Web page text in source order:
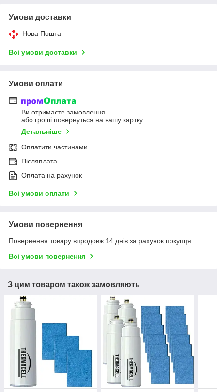
Умови доставки
Нова Пошта
Всі умови доставки
Умови оплати
Ви отримаєте замовлення
або гроші повернуться на вашу картку
Детальніше
Оплатити частинами
Післяплата
Оплата на рахунок
Всі умови оплати
Умови повернення
Повернення товару впродовж 14 днів за рахунок покупця
Всі умови повернення
З цим товаром також замовляють